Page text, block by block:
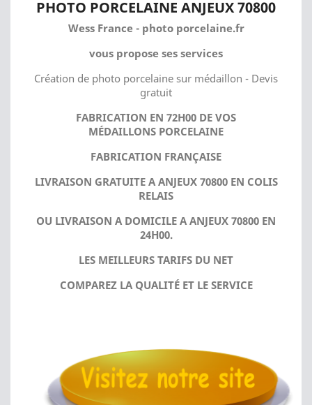
PHOTO PORCELAINE ANJEUX 70800
Wess France - photo porcelaine.fr
vous propose ses services
Création de photo porcelaine sur médaillon - Devis
gratuit
FABRICATION EN 72H00 DE VOS
MÉDAILLONS PORCELAINE
FABRICATION FRANÇAISE
LIVRAISON GRATUITE A ANJEUX 70800 EN COLIS
RELAIS
OU LIVRAISON A DOMICILE A ANJEUX 70800 EN
24H00.
LES MEILLEURS TARIFS DU NET
COMPAREZ LA QUALITÉ ET LE SERVICE